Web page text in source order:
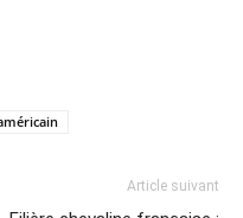
Article suivant